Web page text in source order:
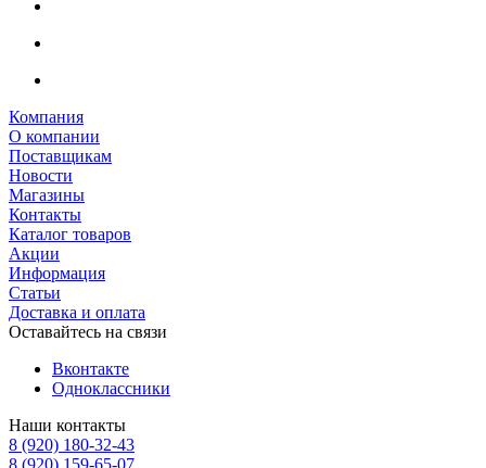
Компания
О компании
Поставщикам
Новости
Магазины
Контакты
Каталог товаров
Акции
Информация
Статьи
Доставка и оплата
Оставайтесь на связи
Вконтакте
Одноклассники
Наши контакты
8 (920) 180-32-43